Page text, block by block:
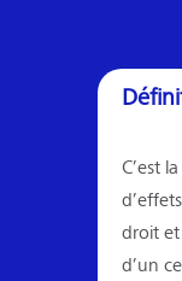
C’est
droit
d’un